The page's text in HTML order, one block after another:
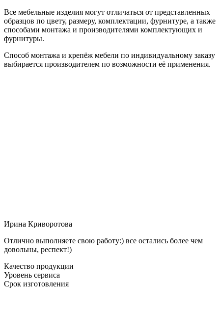
Все мебельные изделия могут отличаться от представленных
образцов по цвету, размеру, комплектации, фурнитуре, а также
способами монтажа и производителями комплектующих и
фурнитуры.
Способ монтажа и крепёж мебели по индивидуальному заказу
выбирается производителем по возможности её применения.
Ирина Криворотова
Отлично выполняете свою работу:) все остались более чем
довольны, респект!)
Качество продукции
Уровень сервиса
Срок изготовления